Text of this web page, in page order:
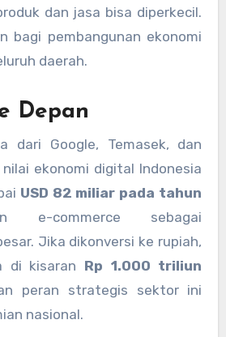
dan jasa bisa diperkecil.
bagi pembangunan ekonomi
daerah.
Depan
dari Google, Temasek, dan
nilai ekonomi digital Indonesia
USD 82 miliar pada tahun
e-commerce sebagai
Jika dikonversi ke rupiah,
di kisaran Rp 1.000 triliun
peran strategis sektor ini
nasional.